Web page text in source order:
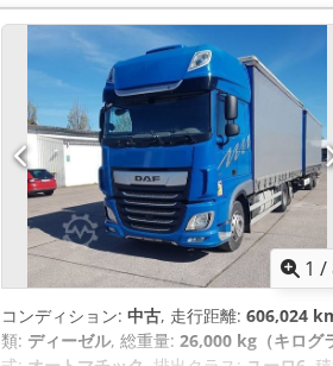
1 /
コンディション: 中古, 走行距離: 606,024
類: ディーゼル, 総重量: 26,000 kg（キログ